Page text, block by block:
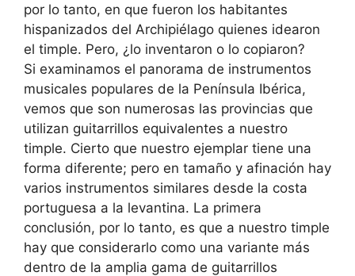
por lo tanto, en que fueron los habitantes
hispanizados del Archipiélago quienes idearon
el timple. Pero, ¿lo inventaron o lo copiaron?
Si examinamos el panorama de instrumentos
musicales populares de la Península Ibérica,
vemos que son numerosas las provincias que
utilizan guitarrillos equivalentes a nuestro
timple. Cierto que nuestro ejemplar tiene una
forma diferente; pero en tamaño y afinación hay
varios instrumentos similares desde la costa
portuguesa a la levantina. La primera
conclusión, por lo tanto, es que a nuestro timple
hay que considerarlo como una variante más
dentro de la amplia gama de guitarrillos